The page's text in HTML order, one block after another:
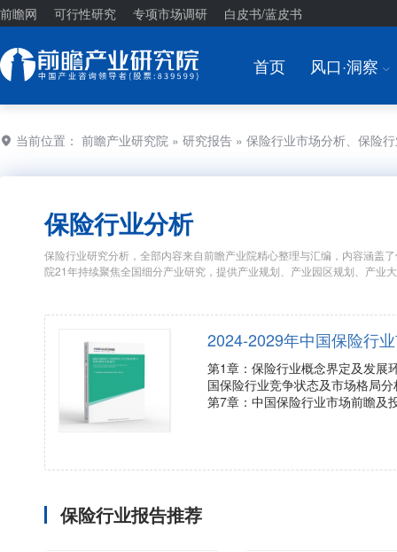
前瞻网 可行性研究 专项市场调研 白皮书/蓝皮书
首页 风口·洞察 I
当前位置： 前瞻产业研究院 » 研究报告 » 保险行业市场分析、保险
保险行业分析
保险行业研究分析，全部内容来自前瞻产业院精心整理与汇编，内容涵盖
院21年持续聚焦全国细分产业研究，提供产业规划、产业园区规划、产业
2024-2029年中国保险行
第1章：保险行业概念界定及发展
国保险行业竞争状态及市场格局
第7章：中国保险行业市场前瞻及
保险行业报告推荐